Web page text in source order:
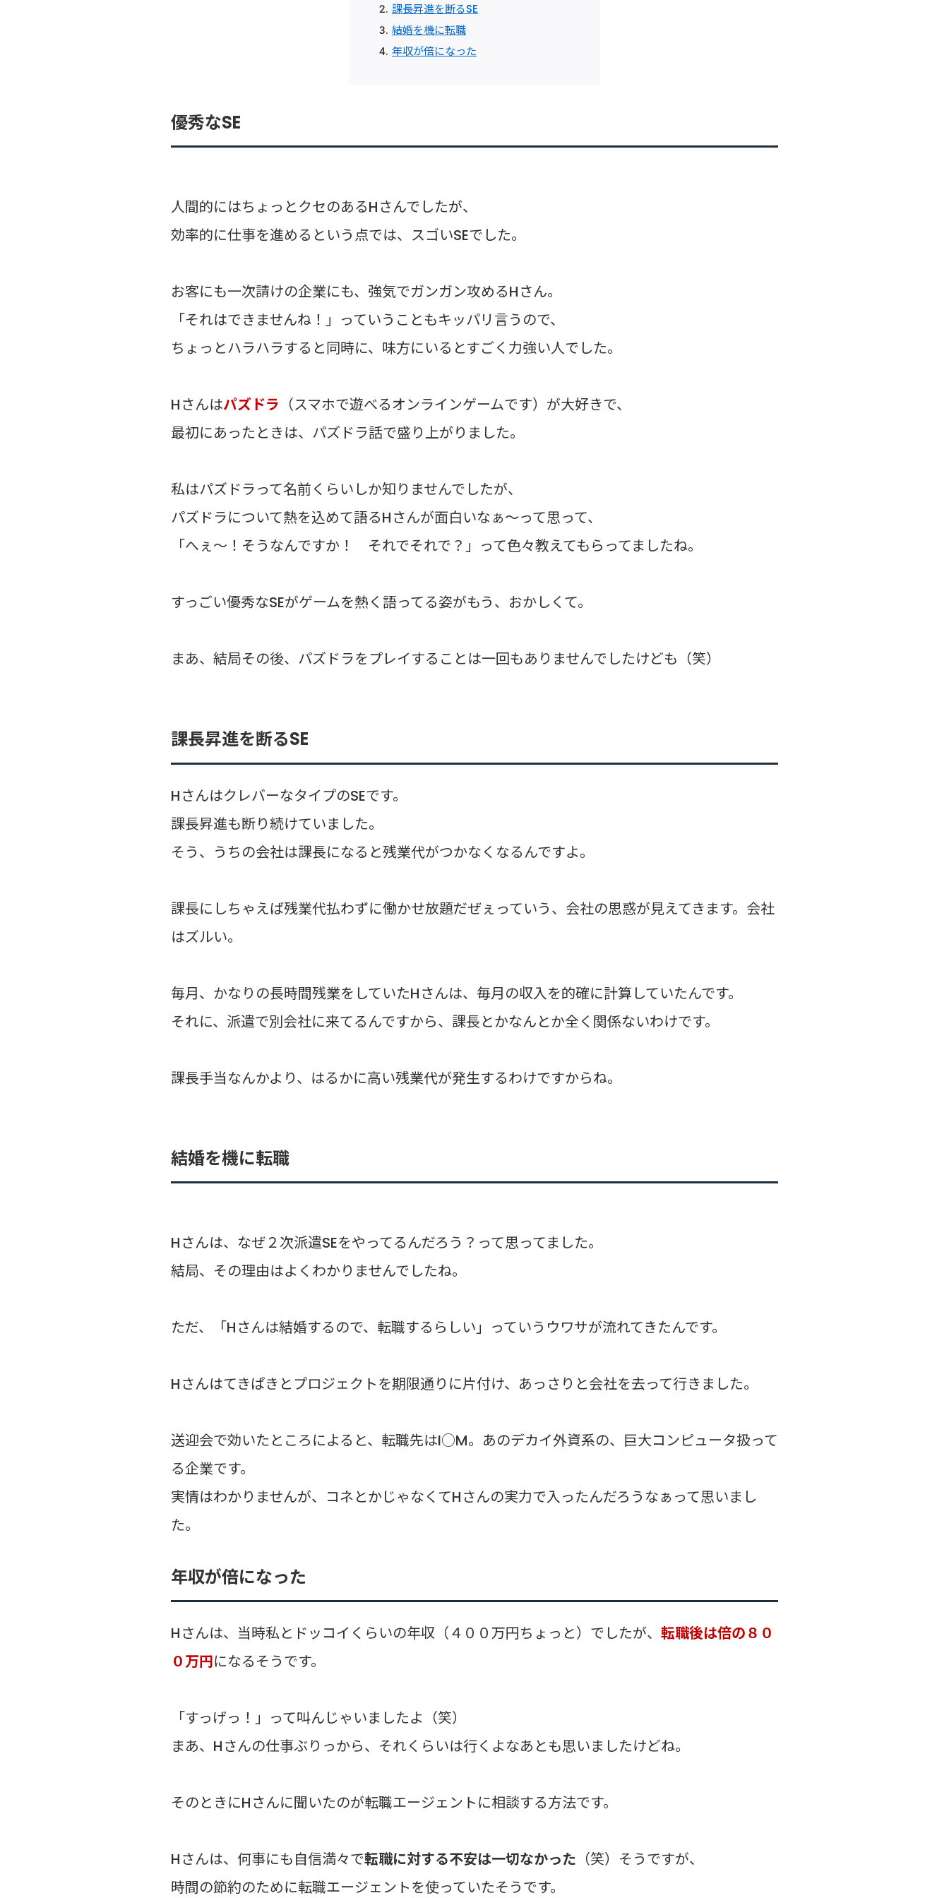
課長昇進を断るSE
結婚を機に転職
年収が倍になった
優秀なSE
人間的にはちょっとクセのあるHさんでしたが、
効率的に仕事を進めるという点では、スゴいSEでした。
お客にも一次請けの企業にも、強気でガンガン攻めるHさん。
「それはできませんね！」っていうこともキッパリ言うので、
ちょっとハラハラすると同時に、味方にいるとすごく力強い人でした。
Hさんはパズドラ （スマホで遊べるオンラインゲームです）が大好きで、
最初にあったときは、パズドラ話で盛り上がりました。
私はパズドラって名前くらいしか知りませんでしたが、
パズドラについて熱を込めて語るHさんが面白いなぁ～って思って、
「へぇ～！そうなんですか！ それでそれで？」って色々教えてもらってましたね。
すっごい優秀なSEがゲームを熱く語ってる姿がもう、おかしくて。
まあ、結局その後、パズドラをプレイすることは一回もありませんでしたけども（笑）
課長昇進を断るSE
HさんはクレバーなタイプのSEです。
課長昇進も断り続けていました。
そう、うちの会社は課長になると残業代がつかなくなるんですよ。
課長にしちゃえば残業代払わずに働かせ放題だぜぇっていう、会社の思惑が見えてきます。会社
はズルい。
毎月、かなりの長時間残業をしていたHさんは、毎月の収入を的確に計算していたんです。
それに、派遣で別会社に来てるんですから、課長とかなんとか全く関係ないわけです。
課長手当なんかより、はるかに高い残業代が発生するわけですからね。
結婚を機に転職
Hさんは、なぜ２次派遣SEをやってるんだろう？って思ってました。
結局、その理由はよくわかりませんでしたね。
ただ、「Hさんは結婚するので、転職するらしい」っていうウワサが流れてきたんです。
Hさんはてきぱきとプロジェクトを期限通りに片付け、あっさりと会社を去って行きました。
送迎会で効いたところによると、転職先はI○M。あのデカイ外資系の、巨大コンピュータ扱って
る企業です。
実情はわかりませんが、コネとかじゃなくてHさんの実力で入ったんだろうなぁって思いまし
た。
年収が倍になった
Hさんは、当時私とドッコイくらいの年収（４００万円ちょっと）でしたが、 転職後は倍の８０
０万円になるそうです。
「すっげっ！」って叫んじゃいましたよ（笑）
まあ、Hさんの仕事ぶりっから、それくらいは行くよなあとも思いましたけどね。
そのときにHさんに聞いたのが転職エージェントに相談する方法です。
Hさんは、何事にも自信満々で転職に対する不安は一切なかった （笑）そうですが、
時間の節約のために転職エージェントを使っていたそうです。